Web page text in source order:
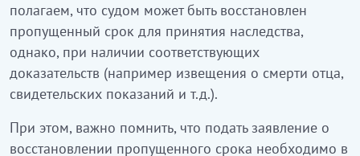
полагаем, что судом может быть восстановлен
пропущенный срок для принятия наследства,
однако, при наличии соответствующих
доказательств (например извещения о смерти отца,
свидетельских показаний и т.д.).
При этом, важно помнить, что подать заявление о
восстановлении пропущенного срока необходимо в